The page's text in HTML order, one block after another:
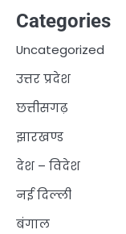
Categories
Uncategorized
उत्तर प्रदेश
छत्तीसगढ़
झारखण्ड
देश – विदेश
नई दिल्ली
बंगाल